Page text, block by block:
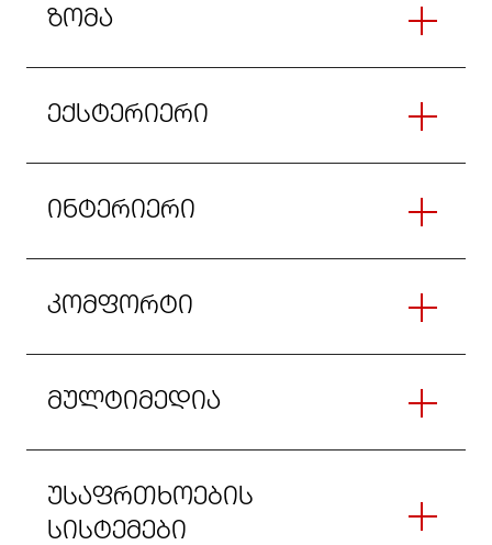
ზომა
ექსტერიერი
ინტერიერი
კომფორტი
მულტიმედია
უსაფრთხოების
სისტემები